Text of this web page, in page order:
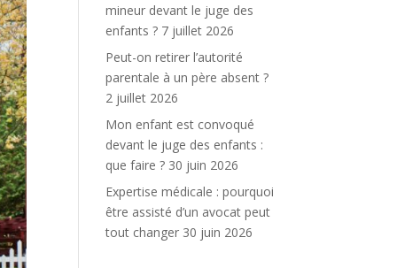
mineur devant le juge des
enfants ? 7 juillet 2026
Peut-on retirer l’autorité
parentale à un père absent ?
2 juillet 2026
Mon enfant est convoqué
devant le juge des enfants :
que faire ? 30 juin 2026
Expertise médicale : pourquoi
être assisté d’un avocat peut
tout changer 30 juin 2026